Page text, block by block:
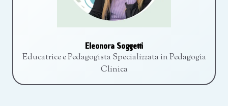
Eleonora Soggetti
Educatrice e Pedagogista Specializzata in Pedagogia
Clinica